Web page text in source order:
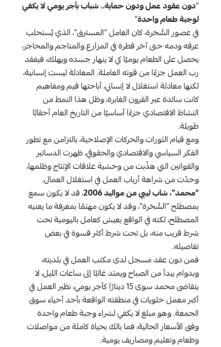
“دون عقود عمل ودون حماية.. شباب بأجر يومي لا يكفي
لوجبة طعام واحدة“
في عصور السُّخرة، كان العامل “المسترق”، الذي يُستحلب
عرقه ودمه حتى آخر قطرة في المزارع والمناجم والمحاجر،
يحصل على الطعام يوميًا كي لا ينهار جسده ويهلك، فيفقد
رب العمل جزءًا من قوته العاملة. المعادلة ليست إنسانية،
لكنها معادلة استغلال لا إنساني، أباحتها قيم ومفاهيم
كانت سائدة عبر القرون الغابرة، وظل هذا النمط من
النشاط الاقتصادي جزءًا أساسيًا من التاريخ العام أحقابًا
طويلة.
ومع قيام الثورات والحركات الإصلاحية، بالتزامن مع تطور
الفكر السياسي والاقتصادي والحقوقي، ظهرت الدساتير
والقوانين التي هذّبت من وحشية علاقات الإنتاج وظلمها،
وحدّت من شراهة أرباب العمل في استغلال العمال.
“محمد”، شاب ليبي من مواليد 2006
، قد لا يكون سمع
بمصطلح “السُّخرة”، وقد لا يكون مهتمًا بمعرفة ما يعنيه
المصطلح، لكنه في الواقع يعيش كعامل باليومية تحت
شرط قريب منه، بل تحت شرط أكثر قسوة في بعض
تفاصيله.
فمن دون عقد مسجل لدى مكتب العمل في بلديته،
وبدوام يبدأ من الصباح ويمتد غالبًا إلى ساعات الليل، لا
يتقاضى محمد سوى 15 دينارًا كأجر يومي، نظير العمل في
أكبر معمل حلويات في منطقته الواقعة بأحد أحياء سوق
الجمعة. وهو مبلغ لا يكفي لشراء وجبة طعام واحدة
وفق الأسعار الحالية، فما بالك بحياة كاملة من مواصلات
وطعام وتعليم ومصاريف يومية.